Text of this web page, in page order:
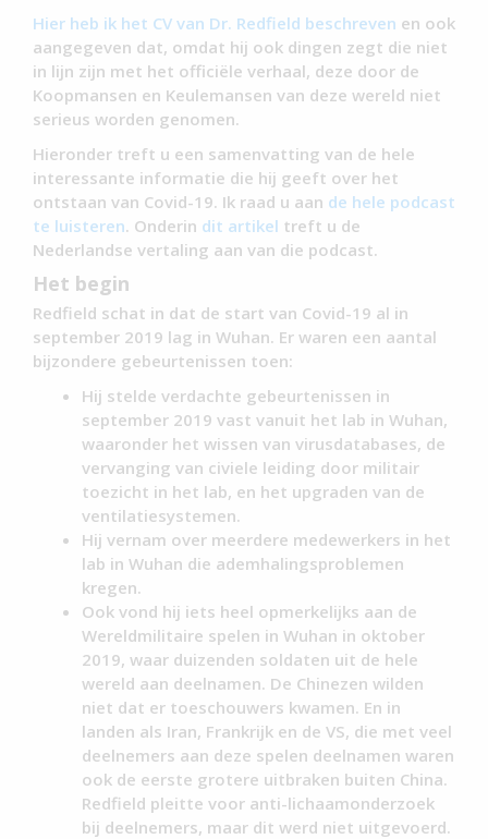
Hier heb ik het CV van Dr. Redfield beschreven en ook
aangegeven dat, omdat hij ook dingen zegt die niet
in lijn zijn met het officiële verhaal, deze door de
Koopmansen en Keulemansen van deze wereld niet
serieus worden genomen.
Hieronder treft u een samenvatting van de hele
interessante informatie die hij geeft over het
ontstaan van Covid-19. Ik raad u aan de hele podcast
te luisteren. Onderin dit artikel treft u de
Nederlandse vertaling aan van die podcast.
Het begin
Redfield schat in dat de start van Covid-19 al in
september 2019 lag in Wuhan. Er waren een aantal
bijzondere gebeurtenissen toen:
Hij stelde verdachte gebeurtenissen in
september 2019 vast vanuit het lab in Wuhan,
waaronder het wissen van virusdatabases, de
vervanging van civiele leiding door militair
toezicht in het lab, en het upgraden van de
ventilatiesystemen.
Hij vernam over meerdere medewerkers in het
lab in Wuhan die ademhalingsproblemen
kregen.
Ook vond hij iets heel opmerkelijks aan de
Wereldmilitaire spelen in Wuhan in oktober
2019, waar duizenden soldaten uit de hele
wereld aan deelnamen. De Chinezen wilden
niet dat er toeschouwers kwamen. En in
landen als Iran, Frankrijk en de VS, die met veel
deelnemers aan deze spelen deelnamen waren
ook de eerste grotere uitbraken buiten China.
Redfield pleitte voor anti-lichaamonderzoek
bij deelnemers, maar dit werd niet uitgevoerd.